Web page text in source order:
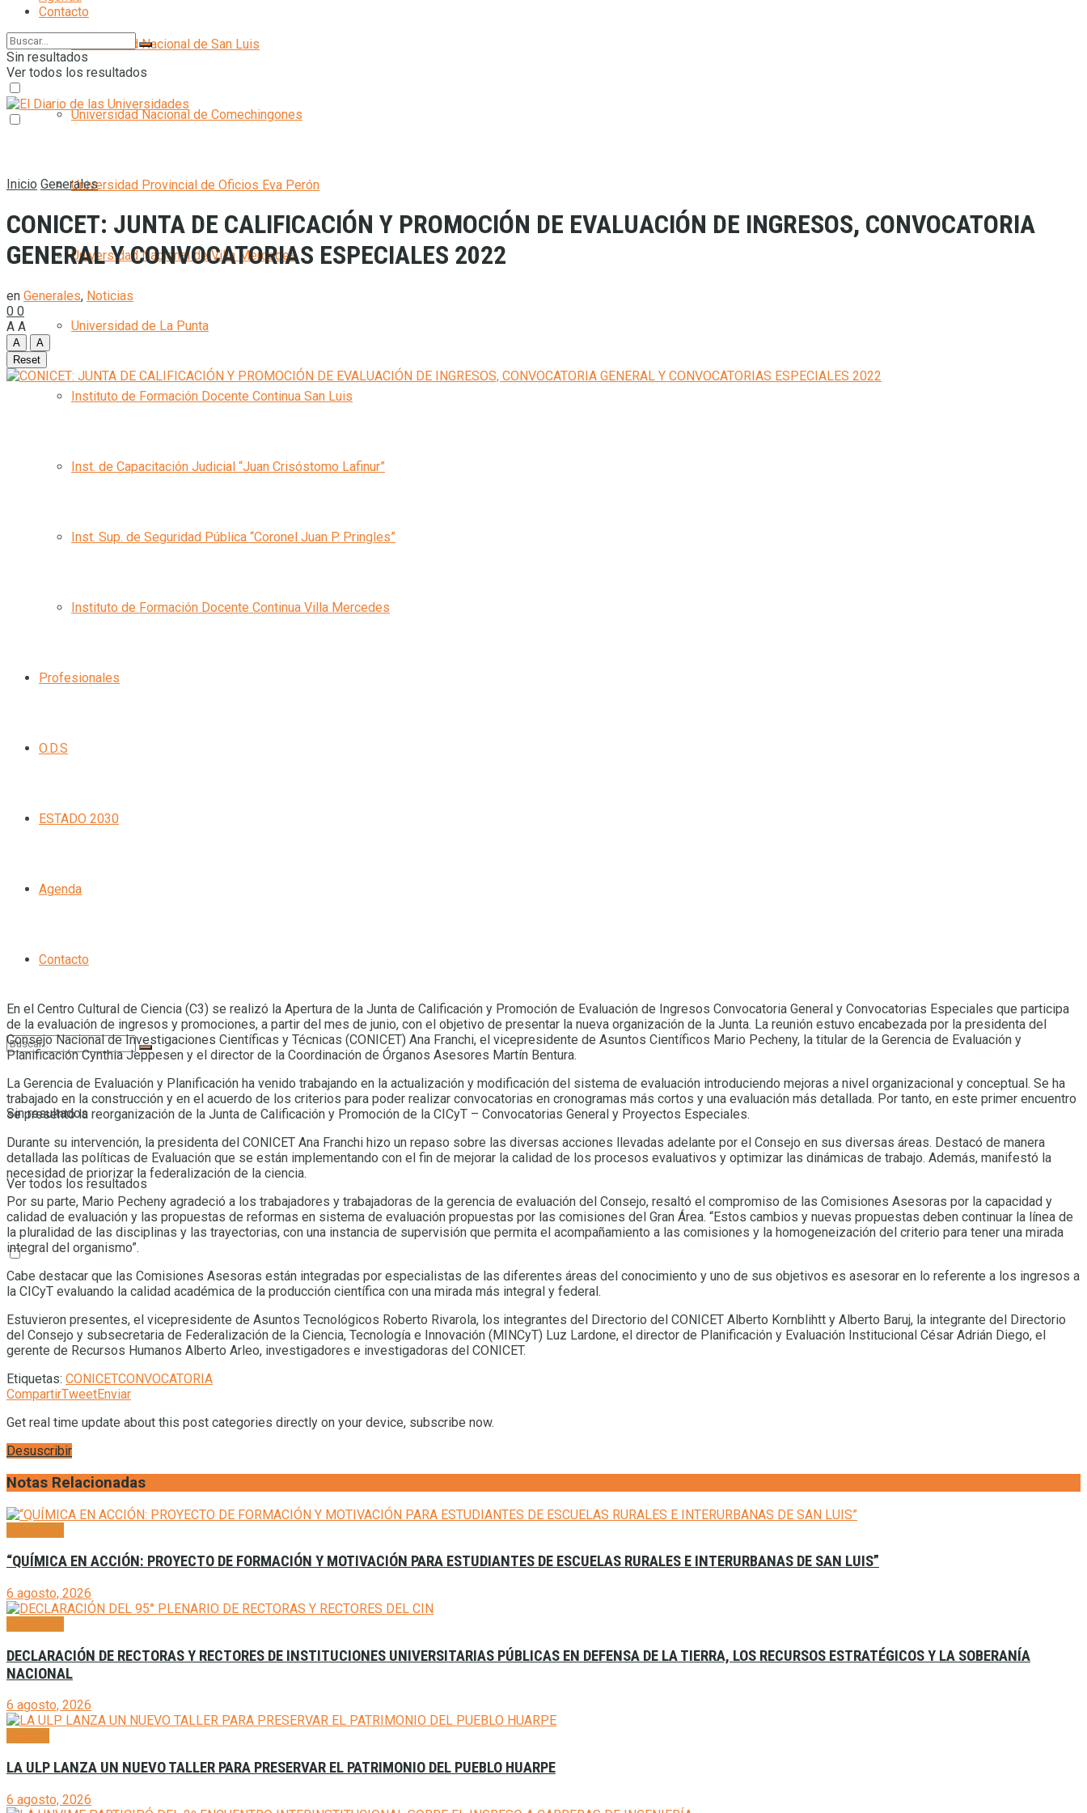
Universidad Nacional de San Luis
Universidad Nacional de Comechingones
Universidad Provincial de Oficios Eva Perón
Universidad Nacional de Villa Mercedes
Universidad de La Punta
Instituto de Formación Docente Continua San Luis
Inst. de Capacitación Judicial “Juan Crisóstomo Lafinur”
Inst. Sup. de Seguridad Pública “Coronel Juan P. Pringles”
Instituto de Formación Docente Continua Villa Mercedes
Profesionales
O.D.S
ESTADO 2030
Agenda
Contacto
Sin resultados
Ver todos los resultados
Contacto
Sin resultados
Ver todos los resultados
Inicio Generales
CONICET: JUNTA DE CALIFICACIÓN Y PROMOCIÓN DE EVALUACIÓN DE INGRESOS, CONVOCATORIA
GENERAL Y CONVOCATORIAS ESPECIALES 2022
en Generales, Noticias
0 0
A A
A
A
Reset
En el Centro Cultural de Ciencia (C3) se realizó la Apertura de la Junta de Calificación y Promoción de Evaluación de Ingresos Convocatoria General y Convocatorias Especiales que participa
de la evaluación de ingresos y promociones, a partir del mes de junio, con el objetivo de presentar la nueva organización de la Junta. La reunión estuvo encabezada por la presidenta del
Consejo Nacional de Investigaciones Científicas y Técnicas (CONICET) Ana Franchi, el vicepresidente de Asuntos Científicos Mario Pecheny, la titular de la Gerencia de Evaluación y
Planificación Cynthia Jeppesen y el director de la Coordinación de Órganos Asesores Martín Bentura.
La Gerencia de Evaluación y Planificación ha venido trabajando en la actualización y modificación del sistema de evaluación introduciendo mejoras a nivel organizacional y conceptual. Se ha
trabajado en la construcción y en el acuerdo de los criterios para poder realizar convocatorias en cronogramas más cortos y una evaluación más detallada. Por tanto, en este primer encuentro
se presentó la reorganización de la Junta de Calificación y Promoción de la CICyT – Convocatorias General y Proyectos Especiales.
Durante su intervención, la presidenta del CONICET Ana Franchi hizo un repaso sobre las diversas acciones llevadas adelante por el Consejo en sus diversas áreas. Destacó de manera
detallada las políticas de Evaluación que se están implementando con el fin de mejorar la calidad de los procesos evaluativos y optimizar las dinámicas de trabajo. Además, manifestó la
necesidad de priorizar la federalización de la ciencia.
Por su parte, Mario Pecheny agradeció a los trabajadores y trabajadoras de la gerencia de evaluación del Consejo, resaltó el compromiso de las Comisiones Asesoras por la capacidad y
calidad de evaluación y las propuestas de reformas en sistema de evaluación propuestas por las comisiones del Gran Área. “Estos cambios y nuevas propuestas deben continuar la línea de
la pluralidad de las disciplinas y las trayectorias, con una instancia de supervisión que permita el acompañamiento a las comisiones y la homogeneización del criterio para tener una mirada
integral del organismo”.
Cabe destacar que las Comisiones Asesoras están integradas por especialistas de las diferentes áreas del conocimiento y uno de sus objetivos es asesorar en lo referente a los ingresos a
la CICyT evaluando la calidad académica de la producción científica con una mirada más integral y federal.
Estuvieron presentes, el vicepresidente de Asuntos Tecnológicos Roberto Rivarola, los integrantes del Directorio del CONICET Alberto Kornblihtt y Alberto Baruj, la integrante del Directorio
del Consejo y subsecretaria de Federalización de la Ciencia, Tecnología e Innovación (MINCyT) Luz Lardone, el director de Planificación y Evaluación Institucional César Adrián Diego, el
gerente de Recursos Humanos Alberto Arleo, investigadores e investigadoras del CONICET.
Etiquetas: CONICETCONVOCATORIA
CompartirTweetEnviar
Get real time update about this post categories directly on your device, subscribe now.
Desuscribir
Notas Relacionadas
“QUÍMICA EN ACCIÓN: PROYECTO DE FORMACIÓN Y MOTIVACIÓN PARA ESTUDIANTES DE ESCUELAS RURALES E INTERURBANAS DE SAN LUIS”
6 agosto, 2026
DECLARACIÓN DE RECTORAS Y RECTORES DE INSTITUCIONES UNIVERSITARIAS PÚBLICAS EN DEFENSA DE LA TIERRA, LOS RECURSOS ESTRATÉGICOS Y LA SOBERANÍA
NACIONAL
6 agosto, 2026
LA ULP LANZA UN NUEVO TALLER PARA PRESERVAR EL PATRIMONIO DEL PUEBLO HUARPE
6 agosto, 2026